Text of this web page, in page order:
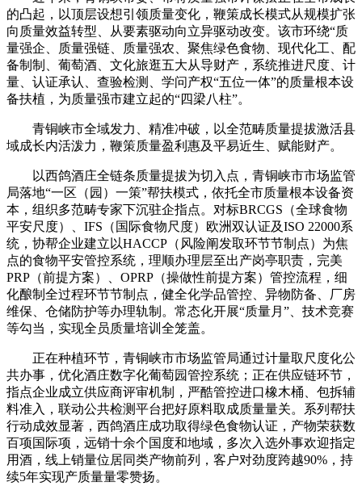
的凸起，以顶层设想引领质量变化，鞭策成长模式从规模扩张
向质量效益转型、从要素驱动向立异驱动改变。该市环绕“质
量强企、质量强链、质量强农、聚焦绿色食物、现代化工、配
备制制、葡萄酒、文化旅逛五大从导财产，系统推进尺度、计
量、认证承认、查验检测、学问产权“五位一体”的质量根本设
备扶植，为质量强市建立起的“四梁八柱”。
青铜峡市全域发力、精准冲破，以全范畴质量提拔激活县
域成长内活泼力，鞭策质量盈利惠及平易近生、赋能财产。
以西鸽酒庄全链条质量提拔为切入点，青铜峡市市场监管
局落地“一区（园）一策”帮扶模式，依托全市质量根本设备资
本，组织多范畴专家下沉驻企指点。对标BRCGS（全球食物
平安尺度）、IFS（国际食物尺度）欧洲双认证及ISO 22000系
统，协帮企业建立以HACCP（风险阐发取环节节制点）为焦
点的食物平安管控系统，理顺办理层至出产岗亭职责，完美
PRP（前提方案）、OPRP（操做性前提方案）管控流程，细
化酿制全过程环节节制点，健全化学品管控、异物防备、厂房
维保、仓储防护等办理轨制。常态化开展“质量月”、技术竞赛
等勾当，实现全员质量培训全笼盖。
正在种植环节，青铜峡市市场监管局通过计量取尺度化公
共办事，优化酒庄数字化葡萄园管控系统；正在供应链环节，
指点企业成立供应商评审机制，严酷管控进口橡木桶、包拆辅
料准入，联动公共检测平台把好原料取成质量量关。系列帮扶
行动成效显著，西鸽酒庄成功取得绿色食物认证，产物荣获数
百项国际项，远销十余个国度和地域，多次入选外事欢迎指定
用酒，线上销量位居同类产物前列，客户对劲度跨越90%，持
续5年实现产质量量零赞扬。